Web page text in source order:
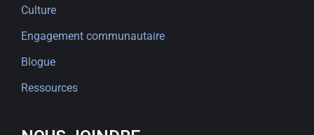
Culture
Engagement communautaire
Blogue
Ressources